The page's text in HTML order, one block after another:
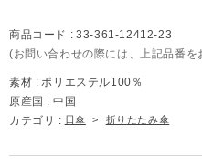
商品コード : 33-361-12412-23
(お問い合わせの際には、上記品番を
素材 : ポリエステル100％
原産国 : 中国
カテゴリ : 日傘 > 折りたたみ傘